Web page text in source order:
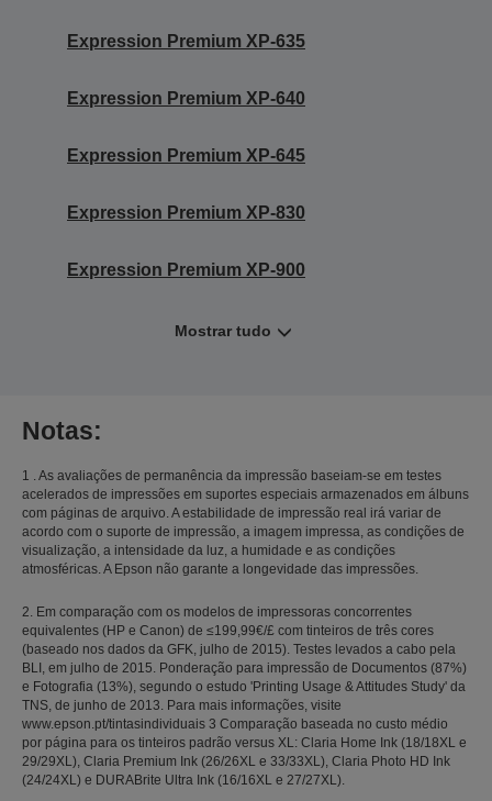
Expression Premium XP-635
Expression Premium XP-640
Expression Premium XP-645
Expression Premium XP-830
Expression Premium XP-900
Mostrar tudo
Notas:
1 . As avaliações de permanência da impressão baseiam-se em testes
acelerados de impressões em suportes especiais armazenados em álbuns
com páginas de arquivo. A estabilidade de impressão real irá variar de
acordo com o suporte de impressão, a imagem impressa, as condições de
visualização, a intensidade da luz, a humidade e as condições
atmosféricas. A Epson não garante a longevidade das impressões.
2. Em comparação com os modelos de impressoras concorrentes
equivalentes (HP e Canon) de ≤199,99€/£ com tinteiros de três cores
(baseado nos dados da GFK, julho de 2015). Testes levados a cabo pela
BLI, em julho de 2015. Ponderação para impressão de Documentos (87%)
e Fotografia (13%), segundo o estudo 'Printing Usage & Attitudes Study' da
TNS, de junho de 2013. Para mais informações, visite
www.epson.pt/tintasindividuais 3 Comparação baseada no custo médio
por página para os tinteiros padrão versus XL: Claria Home Ink (18/18XL e
29/29XL), Claria Premium Ink (26/26XL e 33/33XL), Claria Photo HD Ink
(24/24XL) e DURABrite Ultra Ink (16/16XL e 27/27XL).